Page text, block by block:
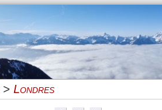
> Londres